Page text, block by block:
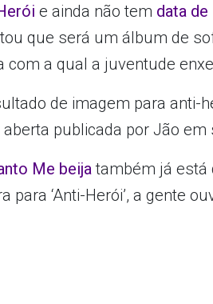
e ainda não tem data
que será um álbum de
com a qual a juventude
aberta publicada por Jão
Me beijatambém já está
para ‘Anti-Herói’, a gente